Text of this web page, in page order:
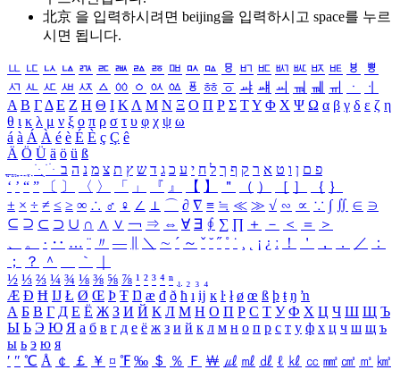
北京 을 입력하시려면 beijing을 입력하시고 space를 누르
시면 됩니다.
ㅥ ㅦ ㅧ ㅨ ㅩ ㅪ ㅫ ㅬ ㅭ ㅮ ㅯ ㅰ ㅱ ㅲ ㅳ ㅴ ㅵ ㅶ ㅷ ㅸ
ㅹ
ㅺ ㅻ ㅼ ㅽ ㅾ ㅿ ㆀ ㆁ ㆂ ㆃ ㆄ ㆅ ㆆ ㆇ ㆈ ㆉ ㆊ ㆋ ㆌ ㆍ
ㆎ
Α Β ΓΔ Ε Ζ Η Θ Ι ΚΛ Μ Ν Ξ Ο Π Ρ Σ ΤΥ Φ Χ Ψ Ω α β γ δ ε ζ η
θ ι κ λ μ ν ξ ο π ρ σ τ υ φ χ ψ ω
á à Á À é è É È ç Ç ê
Ä Ö Ü ä ö ü ß
ִֶֹ ֻּ ׁׂ פ ם ן ו ט א ר ק ף ך ל ח י ע כ ג ד ש ץ ת צ מ נ ה ב
‘ ’ “ ” 〔 〕 〈 〉 「 」 『 』 【 】 ＂ （ ） ［ ］ ｛ ｝
± × ÷ ≠ ≤ ≥ ∞ ∴ ♂ ♀ ∠ ⊥ ⌒ ∂ ∇ ≡ ≒ ≪ ≫ √ ∽ ∝ ∵ ∫ ∬ ∈ ∋
⊆ ⊇ ⊂ ⊃ ∪ ∩ ∧ ∨ ￢ ⇒ ⇔ ∀ ∃ ∮ ∑ ∏ ＋ － ＜ ＝
＞
、
。 · ‥ … ¨ 〃 ― ＼ ∼ ´ ～ ˇ ˘ ˝ ˚ ˙ ¸ ¡ ¿ ː ！ ＇ ， ． ／
：
；
？ ＾ ｀
½ ⅓ ⅔ ¼ ¾ ⅛ ⅜ ⅝ ⅞ ¹ ² ³ ⁴ ⁿ ₁ ₂ ₃ ₄
Æ Ð Ħ Ĳ Ł Ø Œ Þ Ŧ Ŋ æ đ ð ħ ı ĳ ĸ ŀ ł ø œ ß þ ŧ ŋ ŉ
А Б В Г Д Е Ё Ж З И Й К Л М Н О П Р С Т У Ф Х Ц Ч Ш Щ Ъ
Ы Ь Э Ю Я а б в г д е ё ж з и й к л м н о п р с т у ф х ц ч ш щ ъ
ы ь э ю я
′ ″ ℃ Å ￠ ￡ ￥ ¤ ℉ ‰ ＄ ％ Ｆ ￦ ㎕ ㎖ ㎗ ℓ ㎘ ㏄ ㎣ ㎤ ㎥ ㎦